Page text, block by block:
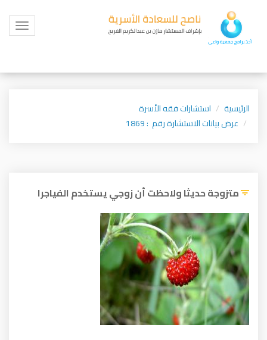
Toggle
الرئيسية
استشارات فقه الأسرة
عرض بيانات الاستشارة رقم : 1869
متزوجة حديثا ولاحظت أن زوجي يستخدم الفياجرا